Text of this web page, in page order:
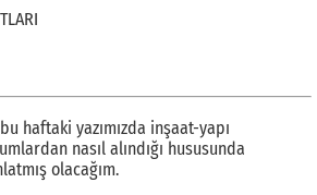
haftaki yazımızda inşaat-yapı
nasıl alındığı hususunda
olacağım.